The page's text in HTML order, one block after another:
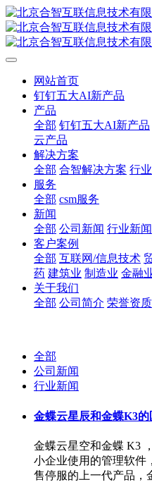
网站首页
钉钉五大AI新产品
产品
全部 钉钉五大AI新产品
云产品
解决方案
全部 合智解决方案 行
服务
全部 csm服务
新闻
全部 公司新闻 行业新闻
客户案例
全部 互联网/信息技术
药 建筑业 制造业 金融
关于我们
全部 公司简介 荣誉资质
全部
公司新闻
行业新闻
金蝶云星辰和金蝶K3的
金蝶云星空和金蝶 K3
小企业使用的管理软件
售停服的上一代产品，